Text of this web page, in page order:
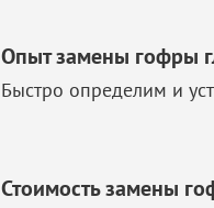
Опыт замены гофры
Быстро определим и
Стоимость замены